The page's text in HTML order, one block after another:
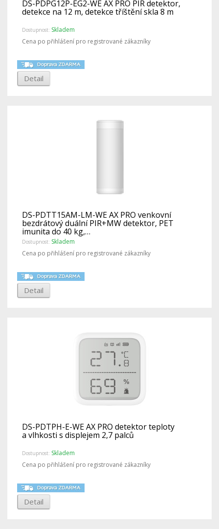
DS-PDPG12P-EG2-WE AX PRO PIR detektor,
detekce na 12 m, detekce tříštění skla 8 m
Dostupnost: Skladem
Cena po přihlášení pro registrované zákazníky
Detail
DS-PDTT15AM-LM-WE AX PRO venkovní
bezdrátový duální PIR+MW detektor, PET
imunita do 40 kg,…
Dostupnost: Skladem
Cena po přihlášení pro registrované zákazníky
Detail
DS-PDTPH-E-WE AX PRO detektor teploty
a vlhkosti s displejem 2,7 palců
Dostupnost: Skladem
Cena po přihlášení pro registrované zákazníky
Detail